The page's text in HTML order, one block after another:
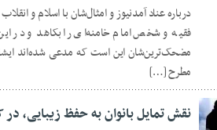
درباره عناد آمدنیوز و امثال‌شان با اسلام و
فقیه و شخص امام خامنه‌ای را بکاهد و در این
مضحک‌ترین‌شان این است که مدعی شده‌اند
مطرح […]
نقش تمایل بانوان به حفظ زیبایی،